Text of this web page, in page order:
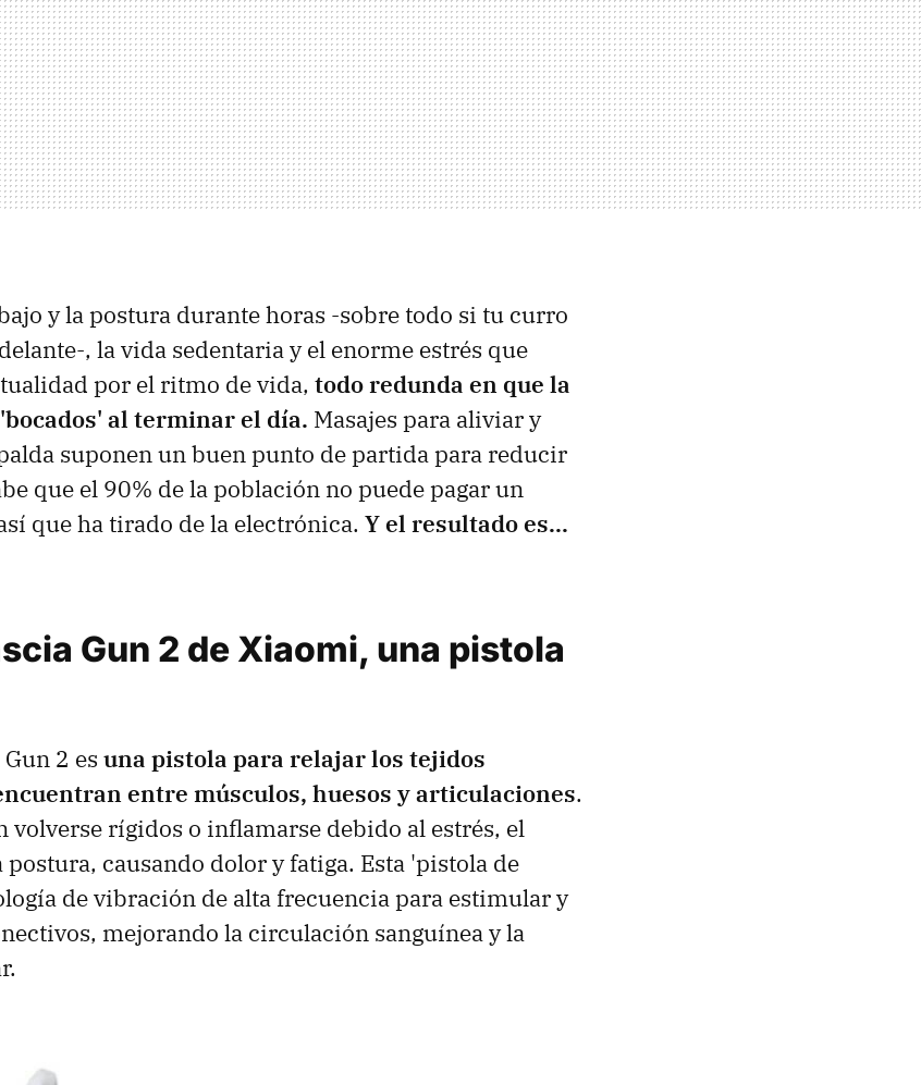
y la postura durante horas -sobre todo si tu curro
, la vida sedentaria y el enorme estrés que
por el ritmo de vida, todo redunda en que la
al terminar el día. Masajes para aliviar y
suponen un buen punto de partida para reducir
que el 90% de la población no puede pagar un
que ha tirado de la electrónica. Y el resultado es...
Gun 2 de Xiaomi, una pistola
2 es una pistola para relajar los tejidos
entre músculos, huesos y articulaciones.
volverse rígidos o inflamarse debido al estrés, el
causando dolor y fatiga. Esta 'pistola de
de vibración de alta frecuencia para estimular y
mejorando la circulación sanguínea y la